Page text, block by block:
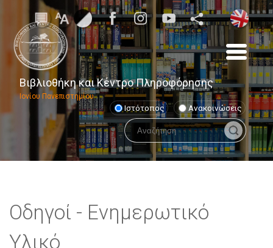
Βιβλιοθήκη και Κέντρο Πληροφόρησης
Ιονίου Πανεπιστημίου
Ιστότοπος Ανακοινώσεις
Οδηγοί - Ενημερωτικό
Υλικό